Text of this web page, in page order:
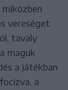
vereséget
tavaly
maguk
a játékban
a